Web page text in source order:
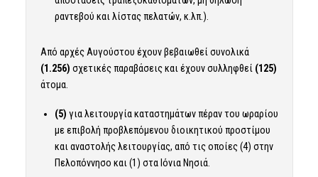
ραντεβού και λίστας πελατών, κ.λπ.).
Από αρχές Αυγούστου έχουν βεβαιωθεί συνολικά
(1.256) σχετικές παραβάσεις και έχουν συλληφθεί (125)
άτομα.
(5) για λειτουργία καταστημάτων πέραν του ωραρίου
με επιβολή προβλεπόμενου διοικητικού προστίμου
και αναστολής λειτουργίας, από τις οποίες (4) στην
Πελοπόννησο και (1) στα Ιόνια Νησιά.